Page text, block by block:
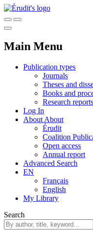
Main Menu
Publication types
Journals
Theses and
Books and
Research reports
Log In
About About
Érudit
Coalition
Open access
Annual report
Advanced Search
EN
Français
English
My Library
Search